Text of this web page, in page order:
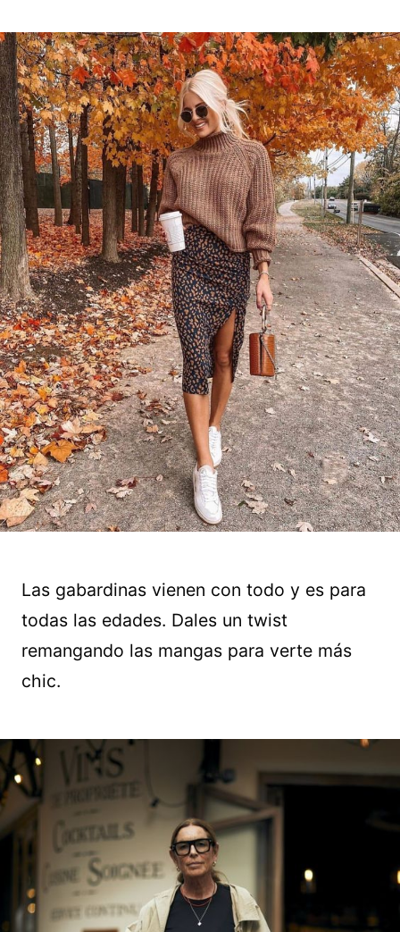
Las gabardinas vienen con todo y es para
todas las edades. Dales un twist
remangando las mangas para verte más
chic.